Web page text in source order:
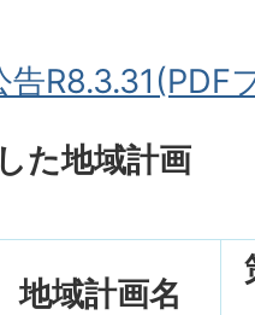
告R8.3.31(PDF
た地域計画
地域計画名